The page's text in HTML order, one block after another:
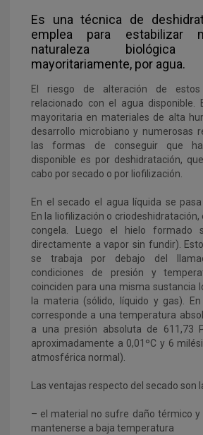
Es una técnica de
emplea para estabilizar
naturaleza biológica
mayoritariamente, por agua.
El riesgo de alteración de
relacionado con el agua disponible.
mayoritaria en materiales de alta
desarrollo microbiano y numerosas
las formas de conseguir que
disponible es por deshidratación,
cabo por secado o por liofilización.
En el secado el agua líquida se
En la liofilización o
congela. Luego el hielo formado
directamente a vapor sin fundir).
se trabaja por debajo del
condiciones de presión y
coinciden para una misma sustancia
la materia (sólido, líquido y gas).
corresponde a una temperatura
a una presión absoluta de 611,73
aproximadamente a 0,01ºC y 6
atmosférica normal).
Las ventajas respecto del secado son
– el material no sufre daño térmico y
mantenerse a baja temperatura